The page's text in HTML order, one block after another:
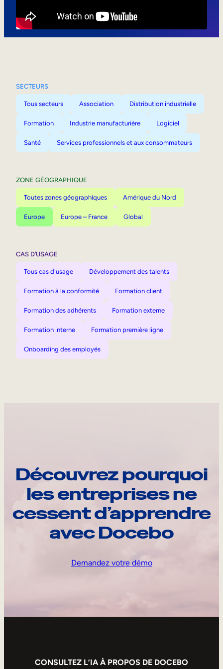
SECTEURS
Tous secteurs Association Distribution industrielle
Formation Industrie manufacturière Logiciel
Santé Services professionnels et aux consommateurs
ZONE GÉOGRAPHIQUE
Toutes zones géographiques Amérique du Nord
Europe Europe – France Global
CAS D’USAGE
Tous cas d'usage Développement des talents
Formation à la conformité Formation client
Formation des adhérents Formation externe
Formation interne Formation première ligne
Onboarding des employés
Découvrez pourquoi
les entreprises ne
cessent d’apprendre
avec Docebo
Demandez votre démo
CONSULTEZ L’IA À PROPOS DE DOCEBO